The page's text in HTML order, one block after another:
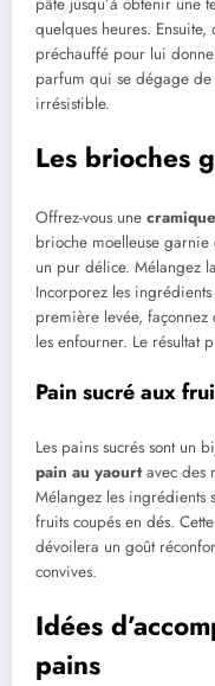
quelques heures.
préchauffé pour lui
parfum qui se dégage de
irrésistible.
Les brioches
Offrez-vous une
brioche moelleuse
un pur délice. Mélangez
Incorporez les
première levée, façonnez
les enfourner. Le résultat
Pain sucré aux
Les pains sucrés sont un
pain au yaourtavec des
Mélangez les ingrédients
fruits coupés en dés.
dévoilera un goût
convives.
Idées
pains